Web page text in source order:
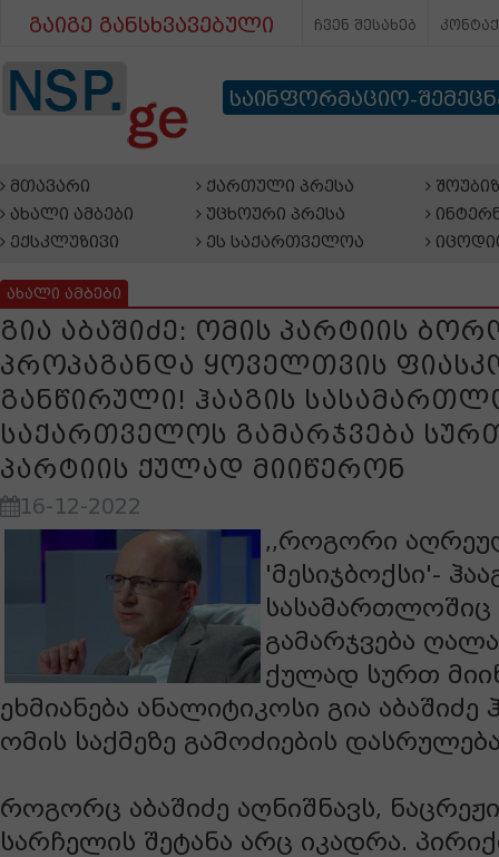
გაიგე განსხვავებული ჩვენ შესახებ
საინფორმაციო-
მთავარი
ახალი ამბები
ექსკლუზივი
ქართული პრესა
უცხოური პრესა
ეს საქართველოა
ახალი ამბები
გია აბაშიძე: ომის პარტიის
პროპაგანდა ყოველთვის
განწირული! ჰააგის
საქართველოს გამარჯვება
პარტიის ქულად მიიწერონ
16-12-2022
,,როგორი
'მესიჯბოქსი'-
გამარჯვება
ქულად სურთ
ეხმიანება ანალიტიკოსი გია აბაშიძე
ომის საქმეზე გამოძიების
როგორც აბაშიძე აღნიშნავს,
სარჩელის შეტანა არც იკადრა.